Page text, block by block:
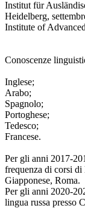
Institut für
Heidelberg,
Institute of
Conoscenze
Inglese;
Arabo;
Spagnolo;
Portoghese;
Tedesco;
Francese.
Per gli anni 2017-
frequenza di corsi di
Giapponese, Roma.
Per gli anni 2020-
lingua russa presso